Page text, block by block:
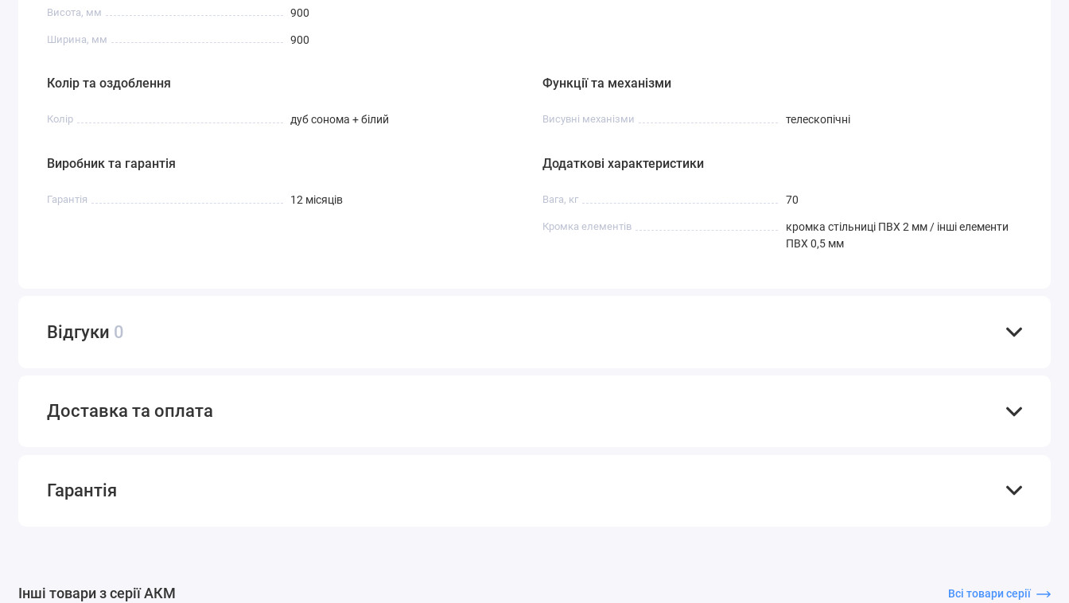
Висота, мм 900
Ширина, мм 900
Колір та оздоблення
Колір дуб сонома + білий
Функції та механізми
Висувні механізми телескопічні
Виробник та гарантія
Гарантія 12 місяців
Додаткові характеристики
Вага, кг 70
Кромка елементів
кромка стільниці ПВХ 2 мм / інші елементи
ПВХ 0,5 мм
Відгуки 0
Доставка та оплата
Гарантія
Інші товари з серії АКМ Всі товари серії